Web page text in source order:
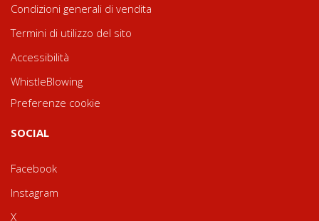
Condizioni generali di vendita
Termini di utilizzo del sito
Accessibilità
WhistleBlowing
Preferenze cookie
SOCIAL
Facebook
Instagram
X